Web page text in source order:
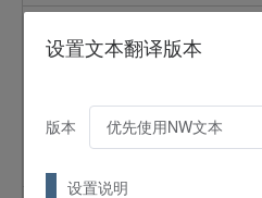
【条件】无
【永续效果】这张卡的攻击力上
（龙族）数量和对手墓地的怪兽
设置文本翻译版本
版本
设置说明